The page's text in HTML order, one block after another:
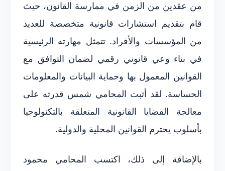
من عقدين من الزمن في ممارسة القانون، حيث
قام بتقديم استشارات قانونية متخصصة للعديد
من المؤسسات والأفراد. تتمثل مهارته الرئيسية
في بناء وعي قانوني رقمي لضمان التوافق مع
القوانين المعمول بها وحماية البيانات والمعلومات
الحساسة. لقد أثبت المحامي شمس قدرته على
معالجة القضايا القانونية المتعلقة بالتكنولوجيا
بأسلوب يحترم القوانين المحلية والدولية.
بالإضافة إلى ذلك، اكتسب المحامي محمود